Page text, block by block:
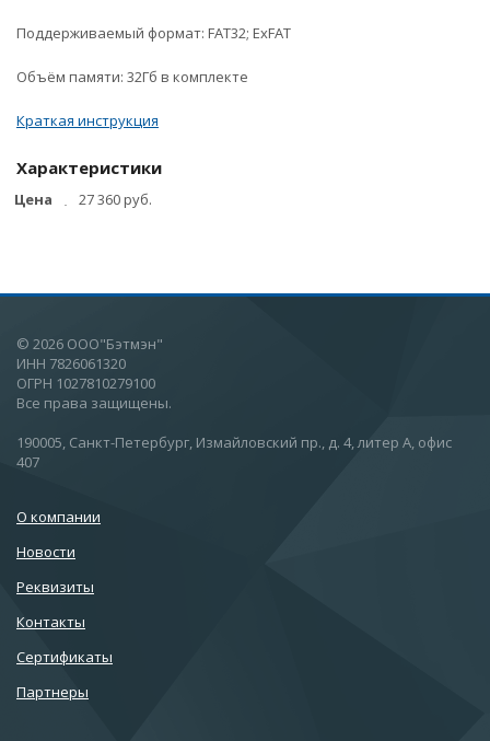
Поддерживаемый формат: FAT32; ExFAT
Объём памяти: 32Гб в комплекте
Краткая инструкция
Характеристики
Цена 27 360 руб.
© 2026 ООО"Бэтмэн"
ИНН 7826061320
ОГРН 1027810279100
Все права защищены.
190005, Санкт-Петербург, Измайловский пр., д. 4, литер А, офис
407
О компании
Новости
Реквизиты
Контакты
Сертификаты
Партнеры